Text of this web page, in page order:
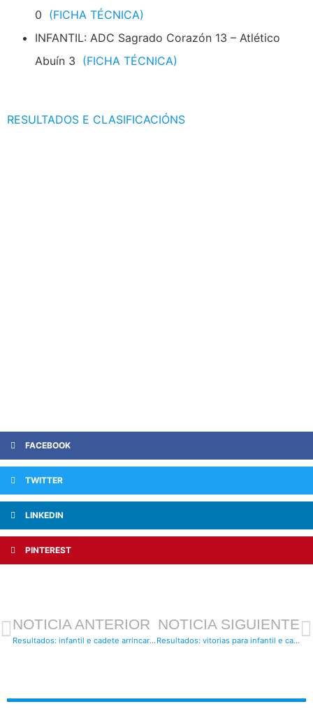
0 (FICHA TÉCNICA)
INFANTIL: ADC Sagrado Corazón 13 – Atlético
Abuín 3 (FICHA TÉCNICA)
RESULTADOS E CLASIFICACIÓNS
FACEBOOK
TWITTER
LINKEDIN
PINTEREST
NOTICIA ANTERIOR
Resultados: infantil e cadete arrincaron con vitorias as súas ligas
NOTICIA SIGUIENTE
Resultados: vitorias para infantil e cadete e derrota para o xuvenil